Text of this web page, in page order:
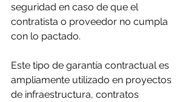
seguridad en caso de que el
contratista o proveedor no cumpla
con lo pactado.
Este tipo de garantía contractual es
ampliamente utilizado en proyectos
de infraestructura, contratos